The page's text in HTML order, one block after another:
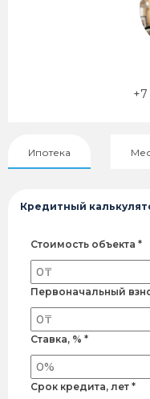
+7
Ипотека
Кредитный
Стоимость объекта *
Первоначальный
Ставка, % *
Срок кредита, лет *